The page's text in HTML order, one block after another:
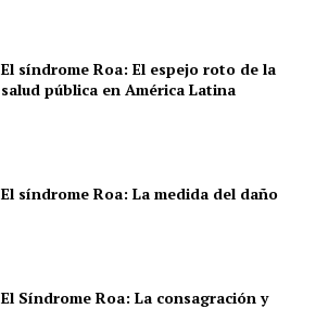
El síndrome Roa: El espejo roto de la
salud pública en América Latina
El síndrome Roa: La medida del daño
El Síndrome Roa: La consagración y